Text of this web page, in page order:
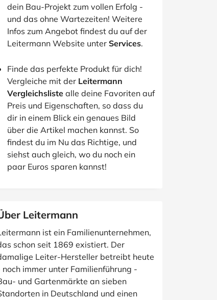
dein Bau-Projekt zum vollen Erfolg -
und das ohne Wartezeiten! Weitere
Infos zum Angebot findest du auf der
Leitermann Website unter Services.
Finde das perfekte Produkt für dich!
Vergleiche mit der Leitermann
Vergleichsliste alle deine Favoriten auf
Preis und Eigenschaften, so dass du
dir in einem Blick ein genaues Bild
über die Artikel machen kannst. So
findest du im Nu das Richtige, und
siehst auch gleich, wo du noch ein
paar Euros sparen kannst!
Leitermann
ist ein Familienunternehmen,
schon seit 1869 existiert. Der
Leiter-Hersteller betreibt heute
noch immer unter Familienführung -
und Gartenmärkte an sieben
in Deutschland und einen